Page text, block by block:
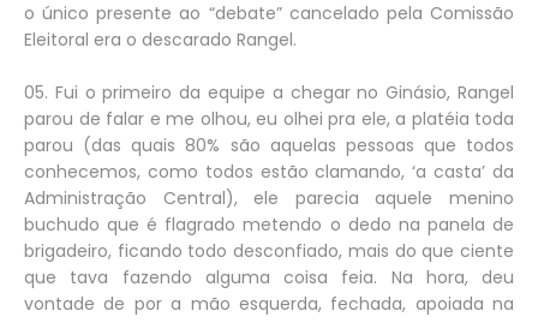
o único presente ao “debate” cancelado pela Comissão
Eleitoral era o descarado Rangel.
05. Fui o primeiro da equipe a chegar no Ginásio, Rangel
parou de falar e me olhou, eu olhei pra ele, a platéia toda
parou (das quais 80% são aquelas pessoas que todos
conhecemos, como todos estão clamando, ‘a casta’ da
Administração Central), ele parecia aquele menino
buchudo que é flagrado metendo o dedo na panela de
brigadeiro, ficando todo desconfiado, mais do que ciente
que tava fazendo alguma coisa feia. Na hora, deu
vontade de por a mão esquerda, fechada, apoiada na